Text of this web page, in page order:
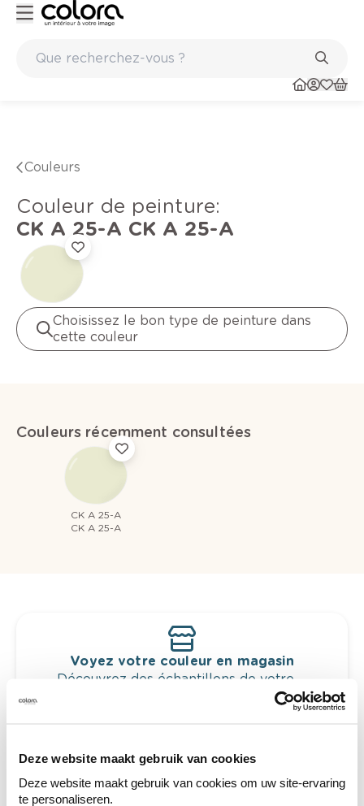
Deze website maakt gebruik van cookies
Deze website maakt gebruik van cookies om uw site-ervaring
te personaliseren.
Couleurs
Couleur de peinture:
CK A 25-A CK A 25-A
Choisissez le bon type de peinture dans
cette couleur
Couleurs récemment consultées
CK A 25-A
CK A 25-A
Voyez votre couleur en magasin
Découvrez des échantillons de votre
Obtenez des conseils personnalisés sur la
combinaison de couleurs.